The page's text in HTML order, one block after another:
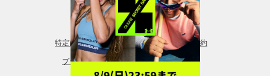
レギンス＆タイツ
特定商取引法に基づく通販の表記 会員規約
プライバシーポリシー